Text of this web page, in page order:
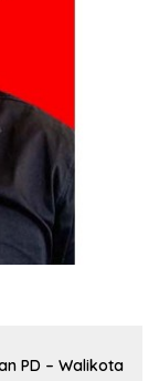
PD – Walikota